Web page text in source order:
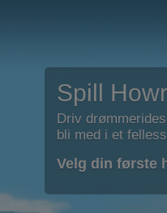
Spill
Driv
bli med i et
Velg din første